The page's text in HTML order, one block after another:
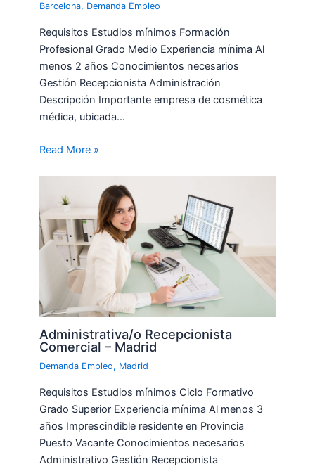
Barcelona, Demanda Empleo
Requisitos Estudios mínimos Formación
Profesional Grado Medio Experiencia mínima Al
menos 2 años Conocimientos necesarios
Gestión Recepcionista Administración
Descripción Importante empresa de cosmética
médica, ubicada…
Read More »
Administrativa/o Recepcionista
Comercial – Madrid
Demanda Empleo, Madrid
Requisitos Estudios mínimos Ciclo Formativo
Grado Superior Experiencia mínima Al menos 3
años Imprescindible residente en Provincia
Puesto Vacante Conocimientos necesarios
Administrativo Gestión Recepcionista